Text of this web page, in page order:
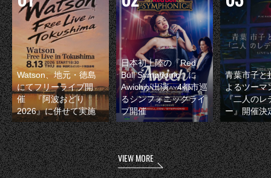
Watson、地元・徳島
にてフリーライブ開
催 『阿波おどり
2026』に併せて実施
日本初上陸の『Red
Bull Symphonic』に
Awichが出演 4都市巡
るシンフォニックライ
ブ開催
青葉市子と
よるツーマ
『二人のレ
ー』開催決
VIEW MORE